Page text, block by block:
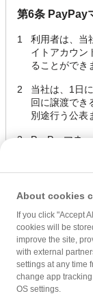
第6条 PayPay
1
利用者は、当
イトアカウン
ることができ
2
当社は、1日
回に譲渡でき
別途行う公表
3
PayPayマネ
いて「譲渡
4
譲渡の相手方
ます）が、当
人のPayPay
PayPayマネ
ネーライト
ーライトを加
5
前項にかかわ
About cookies
If you click "Accept
cookies will be
improve the site,
with external
settings at any time
change app
OS settings.